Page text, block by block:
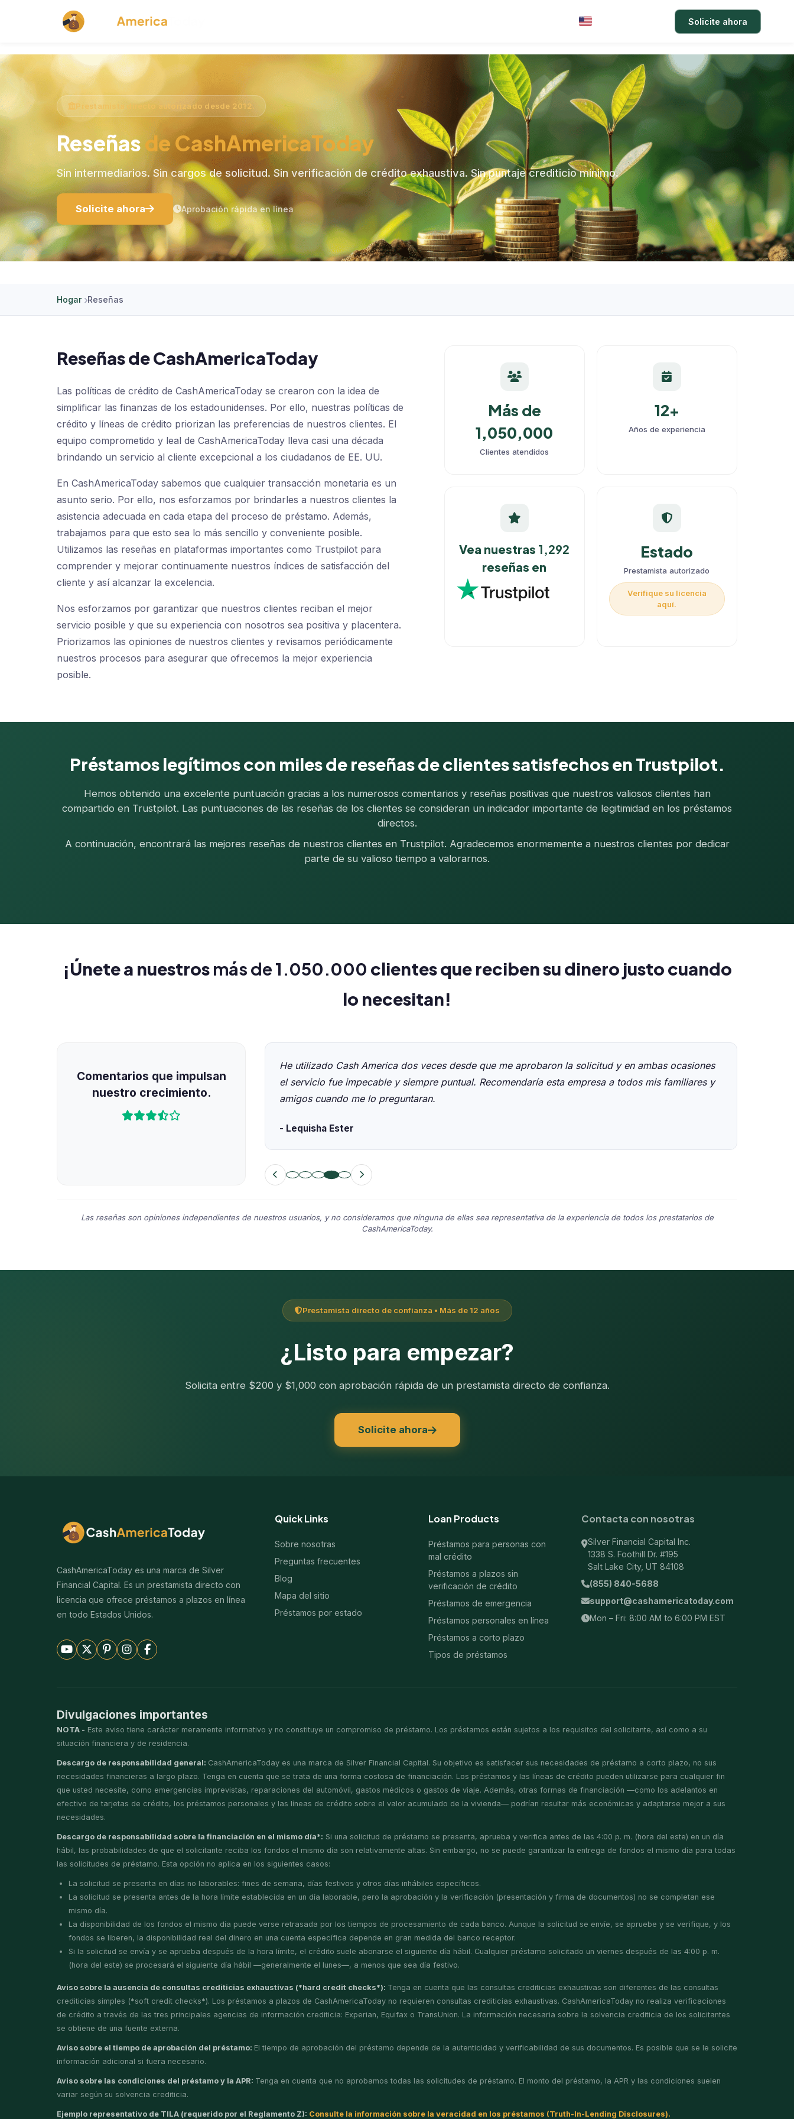
Solicite ahora
Prestamista directo autorizado desde 2012.
Reseñasde CashAmericaToday
Sin intermediarios. Sin cargos de solicitud. Sin verificación de crédito exhaustiva. Sin puntaje crediticio mínimo.
Solicite ahora Aprobación rápida en línea
Hogar Reseñas
Reseñas de CashAmericaToday
Las políticas de crédito de CashAmericaToday se crearon con la idea de
simplificar las finanzas de los estadounidenses. Por ello, nuestras políticas de
crédito y líneas de crédito priorizan las preferencias de nuestros clientes. El
equipo comprometido y leal de CashAmericaToday lleva casi una década
brindando un servicio al cliente excepcional a los ciudadanos de EE. UU.
En CashAmericaToday sabemos que cualquier transacción monetaria es un
asunto serio. Por ello, nos esforzamos por brindarles a nuestros clientes la
asistencia adecuada en cada etapa del proceso de préstamo. Además,
trabajamos para que esto sea lo más sencillo y conveniente posible.
Utilizamos las reseñas en plataformas importantes como Trustpilot para
comprender y mejorar continuamente nuestros índices de satisfacción del
cliente y así alcanzar la excelencia.
Nos esforzamos por garantizar que nuestros clientes reciban el mejor
servicio posible y que su experiencia con nosotros sea positiva y placentera.
Priorizamos las opiniones de nuestros clientes y revisamos periódicamente
nuestros procesos para asegurar que ofrecemos la mejor experiencia
posible.
Más de
1,050,000
Clientes atendidos
12+
Años de experiencia
Vea nuestras 1,292
reseñas en
Estado
Prestamista autorizado
Verifique su licencia
aquí.
Préstamos legítimos con miles de reseñas de clientes satisfechos en Trustpilot.
Hemos obtenido una excelente puntuación gracias a los numerosos comentarios y reseñas positivas que nuestros valiosos clientes han
compartido en Trustpilot. Las puntuaciones de las reseñas de los clientes se consideran un indicador importante de legitimidad en los préstamos
directos.
A continuación, encontrará las mejores reseñas de nuestros clientes en Trustpilot. Agradecemos enormemente a nuestros clientes por dedicar
parte de su valioso tiempo a valorarnos.
¡Únete a nuestrosmás de 1.050.000 clientes que reciben su dinero justo cuando
lo necesitan!
Comentarios que impulsan
nuestro crecimiento.
con ellos. Los recomiendo a toda mi familia y
He utilizado Cash America dos veces desde que me aprobaron la solicitud y en ambas ocasiones
el servicio fue impecable y siempre puntual. Recomendaría esta empresa a todos mis familiares y
amigos cuando me lo preguntaran.
- Lequisha Ester
Las reseñas son opiniones independientes de nuestros usuarios, y no consideramos que ninguna de ellas sea representativa de la experiencia de todos los prestatarios de
CashAmericaToday.
Prestamista directo de confianza • Más de 12 años
¿Listo para empezar?
Solicita entre $200 y $1,000 con aprobación rápida de un prestamista directo de confianza.
Solicite ahora
CashAmericaToday es una marca de Silver
Financial Capital. Es un prestamista directo con
licencia que ofrece préstamos a plazos en línea
en todo Estados Unidos.
Quick Links
Sobre nosotras
Preguntas frecuentes
Blog
Mapa del sitio
Préstamos por estado
Loan Products
Préstamos para personas con
mal crédito
Préstamos a plazos sin
verificación de crédito
Préstamos de emergencia
Préstamos personales en línea
Préstamos a corto plazo
Tipos de préstamos
Contacta con nosotras
Silver Financial Capital Inc.
1338 S. Foothill Dr. #195
Salt Lake City, UT 84108
(855) 840-5688
support@cashamericatoday.com
Mon – Fri: 8:00 AM to 6:00 PM EST
Divulgaciones importantes
NOTA - Este aviso tiene carácter meramente informativo y no constituye un compromiso de préstamo. Los préstamos están sujetos a los requisitos del solicitante, así como a su
situación financiera y de residencia.
Descargo de responsabilidad general: CashAmericaToday es una marca de Silver Financial Capital. Su objetivo es satisfacer sus necesidades de préstamo a corto plazo, no sus
necesidades financieras a largo plazo. Tenga en cuenta que se trata de una forma costosa de financiación. Los préstamos y las líneas de crédito pueden utilizarse para cualquier fin
que usted necesite, como emergencias imprevistas, reparaciones del automóvil, gastos médicos o gastos de viaje. Además, otras formas de financiación —como los adelantos en
efectivo de tarjetas de crédito, los préstamos personales y las líneas de crédito sobre el valor acumulado de la vivienda— podrían resultar más económicas y adaptarse mejor a sus
necesidades.
Descargo de responsabilidad sobre la financiación en el mismo día*: Si una solicitud de préstamo se presenta, aprueba y verifica antes de las 4:00 p. m. (hora del este) en un día
hábil, las probabilidades de que el solicitante reciba los fondos el mismo día son relativamente altas. Sin embargo, no se puede garantizar la entrega de fondos el mismo día para todas
las solicitudes de préstamo. Esta opción no aplica en los siguientes casos:
La solicitud se presenta en días no laborables: fines de semana, días festivos y otros días inhábiles específicos.
La solicitud se presenta antes de la hora límite establecida en un día laborable, pero la aprobación y la verificación (presentación y firma de documentos) no se completan ese
mismo día.
La disponibilidad de los fondos el mismo día puede verse retrasada por los tiempos de procesamiento de cada banco. Aunque la solicitud se envíe, se apruebe y se verifique, y los
fondos se liberen, la disponibilidad real del dinero en una cuenta específica depende en gran medida del banco receptor.
Si la solicitud se envía y se aprueba después de la hora límite, el crédito suele abonarse el siguiente día hábil. Cualquier préstamo solicitado un viernes después de las 4:00 p. m.
(hora del este) se procesará el siguiente día hábil —generalmente el lunes—, a menos que sea día festivo.
Aviso sobre la ausencia de consultas crediticias exhaustivas (*hard credit checks*): Tenga en cuenta que las consultas crediticias exhaustivas son diferentes de las consultas
crediticias simples (*soft credit checks*). Los préstamos a plazos de CashAmericaToday no requieren consultas crediticias exhaustivas. CashAmericaToday no realiza verificaciones
de crédito a través de las tres principales agencias de información crediticia: Experian, Equifax o TransUnion. La información necesaria sobre la solvencia crediticia de los solicitantes
se obtiene de una fuente externa.
Aviso sobre el tiempo de aprobación del préstamo: El tiempo de aprobación del préstamo depende de la autenticidad y verificabilidad de sus documentos. Es posible que se le solicite
información adicional si fuera necesario.
Aviso sobre las condiciones del préstamo y la APR: Tenga en cuenta que no aprobamos todas las solicitudes de préstamo. El monto del préstamo, la APR y las condiciones suelen
variar según su solvencia crediticia.
Ejemplo representativo de TILA (requerido por el Reglamento Z): Consulte la información sobre la veracidad en los préstamos (Truth-In-Lending Disclosures).